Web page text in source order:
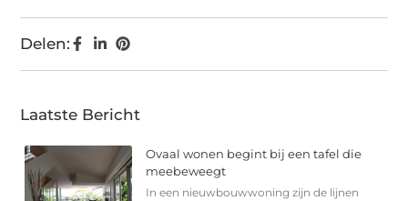
Delen:
Laatste Bericht
Ovaal wonen begint bij een tafel die
meebeweegt
In een nieuwbouwwoning zijn de lijnen